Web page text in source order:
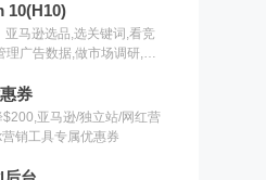
10(H10)
亚马逊选品,选关键词,看竞
理广告数据,做市场调研,有
券
$200,亚马逊/独立站/网红营
销工具专属优惠券